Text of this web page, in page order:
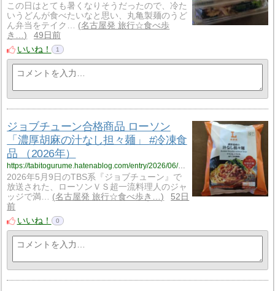
この日はとても暑くなりそうだったので、冷た
いうどんが食べたいなと思い、丸亀製麺のうど
ん弁当をテイク…
名古屋発 旅行☆食べ歩
き…
49日前
いいね！
1
ジョブチューン合格商品 ローソン
「濃厚胡麻の汁なし担々麺」 #冷凍食
品 （2026年）
https://tabitogurume.hatenablog.com/entry/2026/06/18/075532
2026年5月9日のTBS系『ジョブチューン』で
放送された、ローソンＶＳ超一流料理人のジャ
ッジで満…
名古屋発 旅行☆食べ歩き…
52日
前
いいね！
0